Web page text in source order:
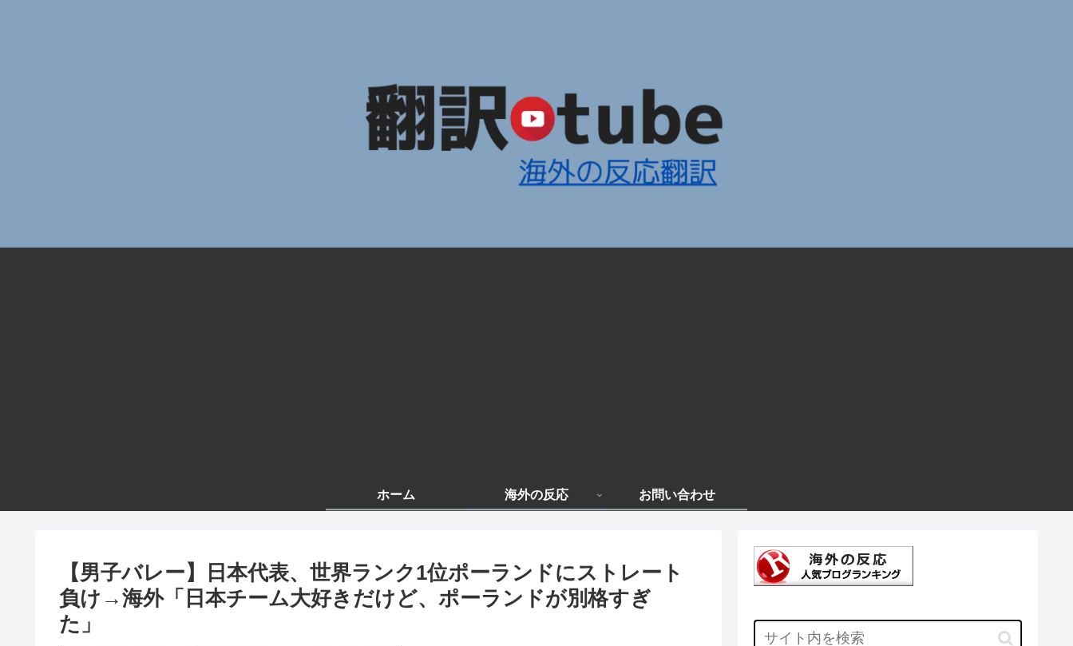
ホーム 海外の反応 お問い合わせ
【男子バレー】日本代表、世界ランク1位ポーランドにストレート
負け→海外「日本チーム大好きだけど、ポーランドが別格すぎ
た」